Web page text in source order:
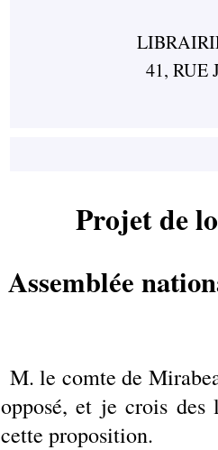
41, RUE
Projet de
Assemblée
M. le comte de
opposé, et je crois
cette proposition.